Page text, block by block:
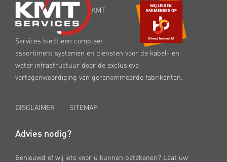
KMT
Services biedt een compleet
assortiment systemen en diensten voor de kabel- en
water infrastructuur door de exclusieve
vertegenwoordiging van gerenommeerde fabrikanten.
DISCLAIMER SITEMAP
Advies nodig?
Benieuwd of wij iets voor u kunnen betekenen? Laat uw